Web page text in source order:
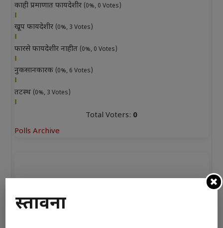
काही प्रमाणात फायदेशीर (0%, 0 Votes)
खूप फायदेशीर (0%, 3 Votes)
फारसे फायदेशीर नाहीत (0%, 0 Votes)
नुकसानकारक (0%, 6 Votes)
तटस्थ (0%, 3 Votes)
Total Voters: 0
Polls Archive
प्रस्तावना